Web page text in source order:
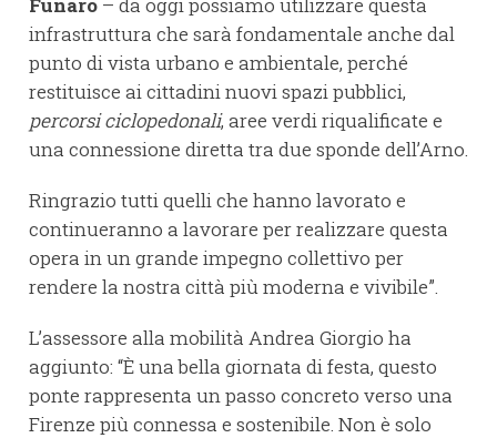
infrastruttura che sarà fondamentale anche dal
punto di vista urbano e ambientale, perché
restituisce ai cittadini nuovi spazi pubblici,
percorsi ciclopedonali, aree verdi riqualificate e
una connessione diretta tra due sponde dell’Arno.
Ringrazio tutti quelli che hanno lavorato e
continueranno a lavorare per realizzare questa
opera in un grande impegno collettivo per
rendere la nostra città più moderna e vivibile”.
L’assessore alla mobilità Andrea Giorgio ha
aggiunto: “È una bella giornata di festa, questo
ponte rappresenta un passo concreto verso una
Firenze più connessa e sostenibile. Non è solo